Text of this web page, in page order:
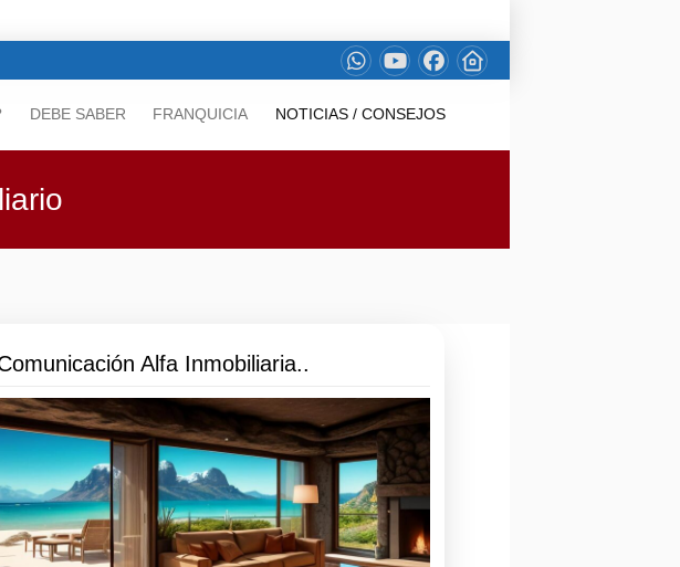
DEBE SABER FRANQUICIA NOTICIAS / CONSEJOS
Alfa Inmobiliaria..